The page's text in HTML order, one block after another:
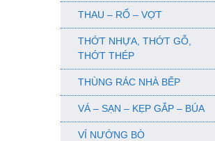
THAU – RỔ – VỢT
THỚT NHỰA, THỚT GỖ,
THỚT THÉP
THÙNG RÁC NHÀ BẾP
VÁ – SẠN – KẸP GẮP – BÚA
VỈ NƯỚNG BÒ